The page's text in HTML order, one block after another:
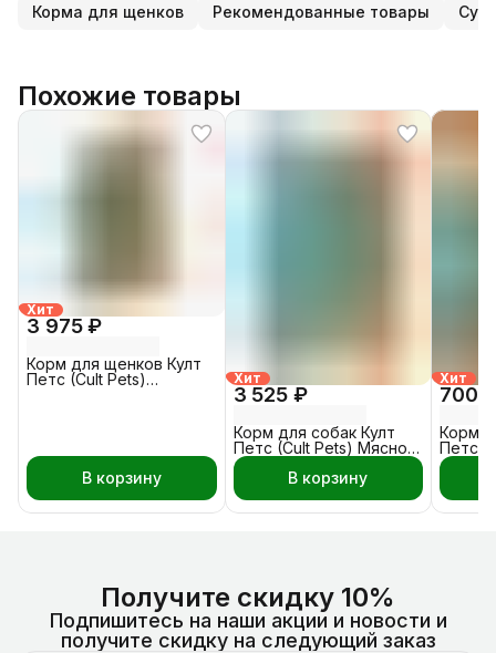
Корма для щенков Рекомендованные товары
Похожие товары
Хит
3 975 ₽
Корм для щенков Култ
Петс (Cult Pets)
В корзину
Хит
3 525 ₽
Корм для собак Култ
Петс (Cult Pets) Мясное
ассорти - Овощи 15 кг
В корзину
Хит
700
Корм
Петс
Получите скидку 10%
Подпишитесь на наши акции и новости и
получите скидку на следующий заказ